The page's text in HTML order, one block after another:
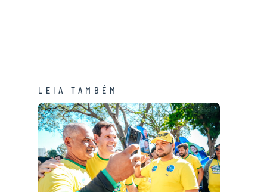
LEIA TAMBÉM